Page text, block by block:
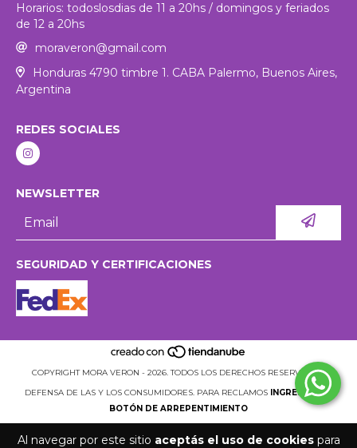
Al navegar por este sitio aceptás el uso de cookiespara
Horarios: todoslosdias de 11 a 20hs / domingos y feriados
de 12 a 20hs
moraveron@gmail.com
Honduras 4790 timbre 1. CABA Palermo, Buenos Aires,
Argentina
REDES SOCIALES
NEWSLETTER
SEGURIDAD Y CERTIFICACIONES
COPYRIGHT MORA VERON - 2026. TODOS LOS DERECHOS RESERVADOS.
DEFENSA DE LAS Y LOS CONSUMIDORES. PARA RECLAMOS
INGRESÁ ACÁ.
BOTÓN DE ARREPENTIMIENTO